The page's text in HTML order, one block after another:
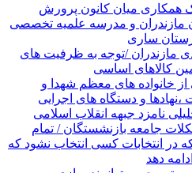
همکاری میان کانون پرورش
مازندران و مدرسه علمیه تخصصی
ساری
مازندران /توجه به ظرفیت های
کالاهای اساسی
خانواده های معظم شهدا و
،نهادها و دستگاه های اجرایی
نامزد جبهه انقلاب اسلامی
جامعه بازنشستگان / تمام
انتخابات کسی انتخاب نشود که
دهد